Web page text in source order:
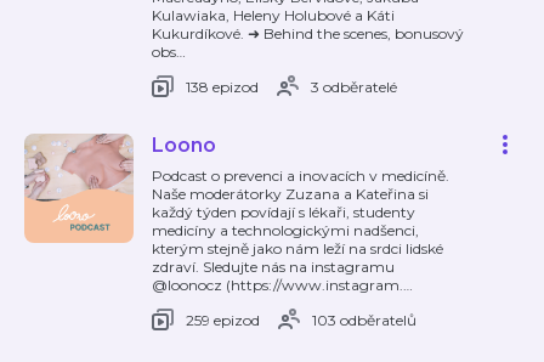
Kulawiaka, Heleny Holubové a Káti
Kukurdíkové. ➜ Behind the scenes, bonusový
obs…
138 epizod
3 odběratelé
Loono
Podcast o prevenci a inovacích v medicíně.
Naše moderátorky Zuzana a Kateřina si
každý týden povídají s lékaři, studenty
medicíny a technologickými nadšenci,
kterým stejně jako nám leží na srdci lidské
zdraví. Sledujte nás na instagramu
@loonocz (https://www.instagram.…
259 epizod
103 odběratelů